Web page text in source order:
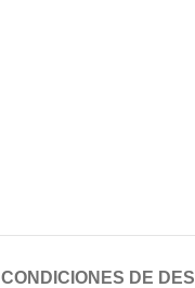
CONDICIONES DE